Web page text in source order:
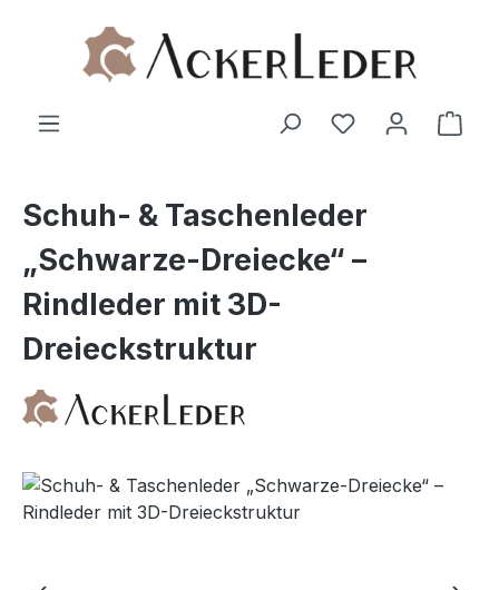
Zum Hauptinhalt springen
Schuh- & Taschenleder
„Schwarze-Dreiecke“ –
Rindleder mit 3D-
Dreieckstruktur
Bildergalerie überspringen